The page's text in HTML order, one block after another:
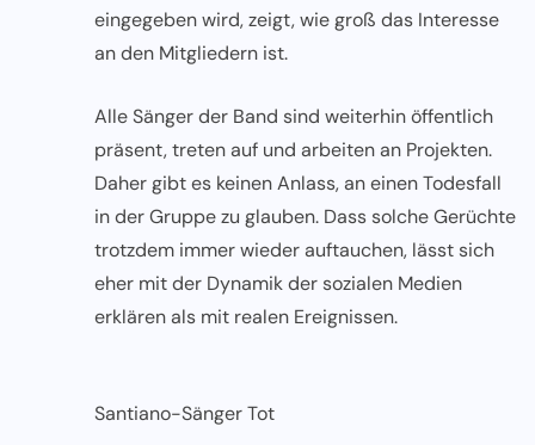
eingegeben wird, zeigt, wie groß das Interesse
an den Mitgliedern ist.
Alle Sänger der Band sind weiterhin öffentlich
präsent, treten auf und arbeiten an Projekten.
Daher gibt es keinen Anlass, an einen Todesfall
in der Gruppe zu glauben. Dass solche Gerüchte
trotzdem immer wieder auftauchen, lässt sich
eher mit der Dynamik der sozialen Medien
erklären als mit realen Ereignissen.
Santiano-Sänger Tot